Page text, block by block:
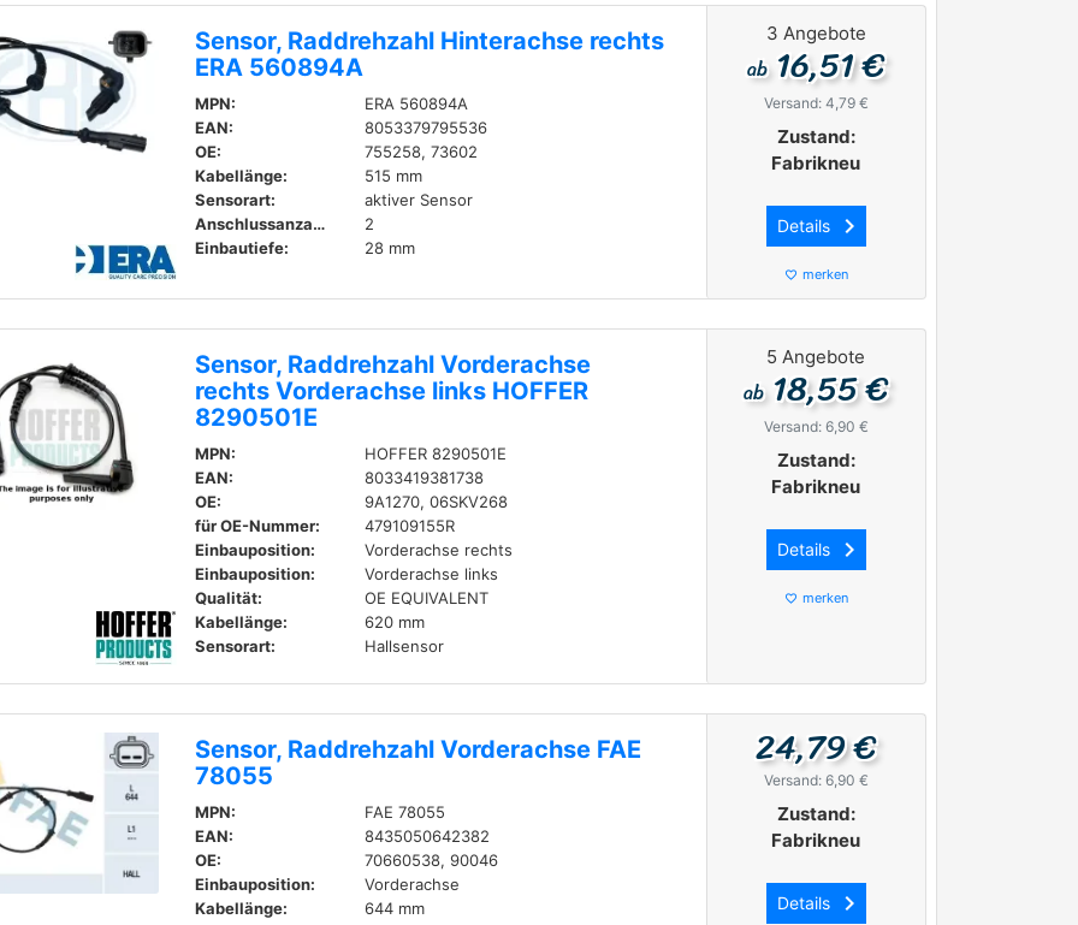
Sensor, Raddrehzahl Hinterachse rechts
ERA 560894A
MPN:
ERA 560894A
EAN:
8053379795536
OE:
755258, 73602
Kabellänge:
515 mm
Sensorart:
aktiver Sensor
Anschlussanzahl:
2
Einbautiefe:
28 mm
3 Angebote
ab16,51 €
Versand: 4,79 €
Zustand:
Fabrikneu
Details keyboard_arrow_right
favorite_border merken
Sensor, Raddrehzahl Vorderachse
rechts Vorderachse links HOFFER
8290501E
MPN:
HOFFER 8290501E
EAN:
8033419381738
OE:
9A1270, 06SKV268
für OE-Nummer:
479109155R
Einbauposition:
Vorderachse rechts
Einbauposition:
Vorderachse links
Qualität:
OE EQUIVALENT
Kabellänge:
620 mm
Sensorart:
Hallsensor
5 Angebote
ab18,55 €
Versand: 6,90 €
Zustand:
Fabrikneu
Details keyboard_arrow_right
favorite_border merken
Sensor, Raddrehzahl Vorderachse FAE
78055
MPN:
FAE 78055
EAN:
8435050642382
OE:
70660538, 90046
Einbauposition:
Vorderachse
Kabellänge:
644 mm
24,79 €
Versand: 6,90 €
Zustand:
Fabrikneu
Details keyboard_arrow_right